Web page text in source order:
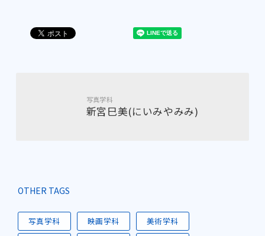
写真学科
新宮巳美(にいみやみみ)
OTHER TAGS
写真学科 映画学科
美術学科